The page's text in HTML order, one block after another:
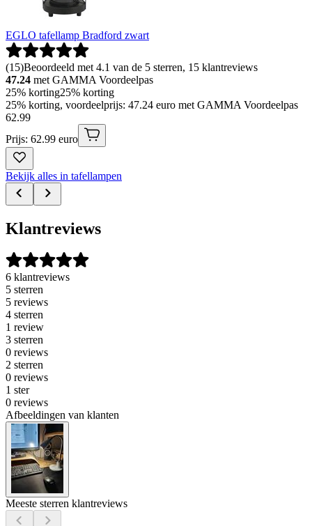
EGLO tafellamp Bradford zwart
(15)Beoordeeld met 4.1 van de 5 sterren, 15 klantreviews
47.24 met GAMMA Voordeelpas
25% korting25% korting
25% korting, voordeelprijs: 47.24 euro met GAMMA Voordeelpas
62.99
Prijs: 62.99 euro
Bekijk alles in tafellampen
Klantreviews
6 klantreviews
5 sterren
5 reviews
4 sterren
1 review
3 sterren
0 reviews
2 sterren
0 reviews
1 ster
0 reviews
Afbeeldingen van klanten
Meeste sterren klantreviews